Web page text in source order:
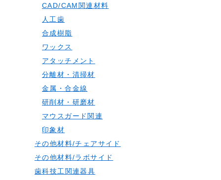
CAD/CAM関連材料
人工歯
合成樹脂
ワックス
アタッチメント
分離材・清掃材
金属・合金線
研削材・研磨材
マウスガード関連
印象材
その他材料/チェアサイド
その他材料/ラボサイド
歯科技工関連器具